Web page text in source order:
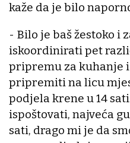
kaže da je bilo
- Bilo je baš žestoko i
iskoordinirati pet
pripremu za kuhanje i
pripremiti na licu
podjela krene u 14
ispoštovati, najveća
sati, drago mi je da